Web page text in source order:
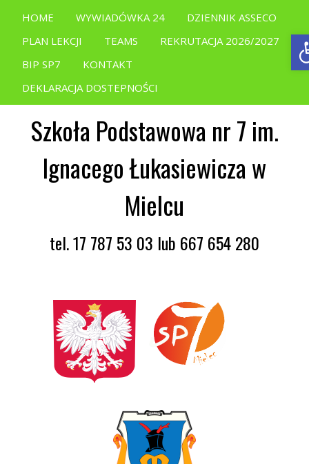
HOME WYWIADÓWKA 24
DZIENNIK ASSECO
PLAN LEKCJI
TEAMS
REKRUTACJA 2026/2027
BIP SP7
KONTAKT
DEKLARACJA DOSTEPNOŚCI
Szkoła Podstawowa nr 7 im.
Ignacego Łukasiewicza w
Mielcu
tel. 17 787 53 03 lub 667 654 280